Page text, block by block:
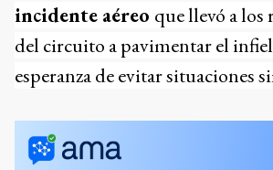
incidente aéreo que llevó a los
del circuito a pavimentar el
esperanza de evitar situaciones